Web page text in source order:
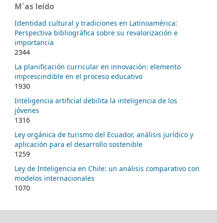
M´as leído
Identidad cultural y tradiciones en Latinoamérica:
Perspectiva bibliográfica sobre su revalorización e
importancia
2344
La planificación curricular en innovación: elemento
imprescindible en el proceso educativo
1930
Inteligencia artificial debilita la inteligencia de los
jóvenes
1316
Ley orgánica de turismo del Ecuador, análisis jurídico y
aplicación para el desarrollo sostenible
1259
Ley de Inteligencia en Chile: un análisis comparativo con
modelos internacionales
1070